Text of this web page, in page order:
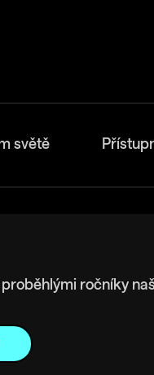
světě
ročníky